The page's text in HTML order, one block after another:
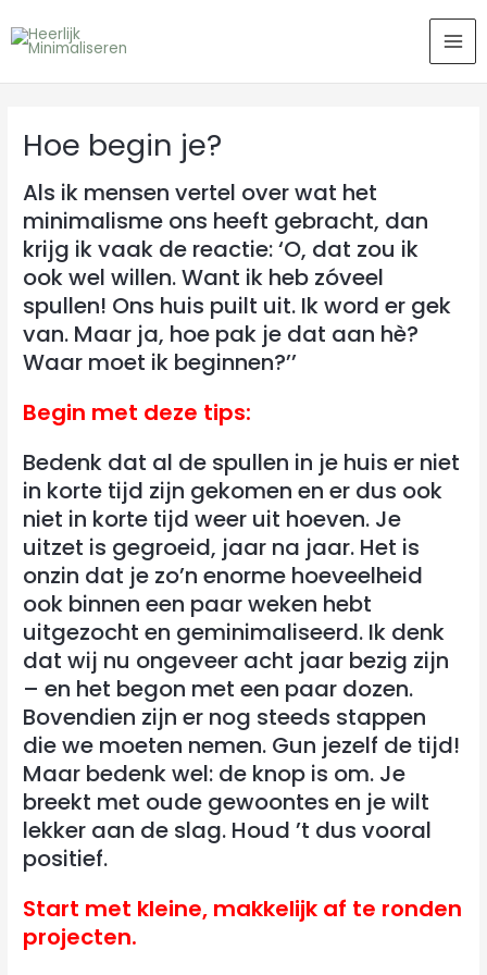
naar
Hoe begin je?
Als ik mensen vertel over wat het
minimalisme ons heeft gebracht, dan
krijg ik vaak de reactie: ‘O, dat zou ik
ook wel willen. Want ik heb zóveel
spullen! Ons huis puilt uit. Ik word er gek
van. Maar ja, hoe pak je dat aan hè?
Waar moet ik beginnen?’’
Begin met deze tips:
Bedenk dat al de spullen in je huis er niet
in korte tijd zijn gekomen en er dus ook
niet in korte tijd weer uit hoeven. Je
uitzet is gegroeid, jaar na jaar. Het is
onzin dat je zo’n enorme hoeveelheid
ook binnen een paar weken hebt
uitgezocht en geminimaliseerd. Ik denk
dat wij nu ongeveer acht jaar bezig zijn
– en het begon met een paar dozen.
Bovendien zijn er nog steeds stappen
die we moeten nemen. Gun jezelf de tijd!
Maar bedenk wel: de knop is om. Je
breekt met oude gewoontes en je wilt
lekker aan de slag. Houd ’t dus vooral
positief.
Start met kleine, makkelijk af te ronden
projecten.